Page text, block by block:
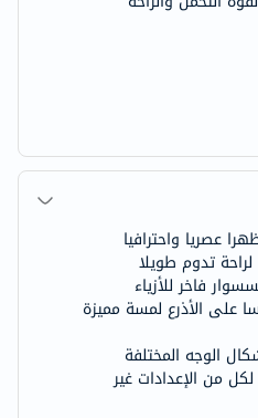
عصريا واحترافيا
تدوم طويلا
فاخر للأزياء
الأذرع لمسة مميزة
الوجه المختلفة
من الإعدادات غير